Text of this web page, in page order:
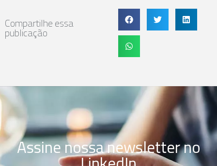
Compartilhe essa
publicação
Assine nossa newsletter no